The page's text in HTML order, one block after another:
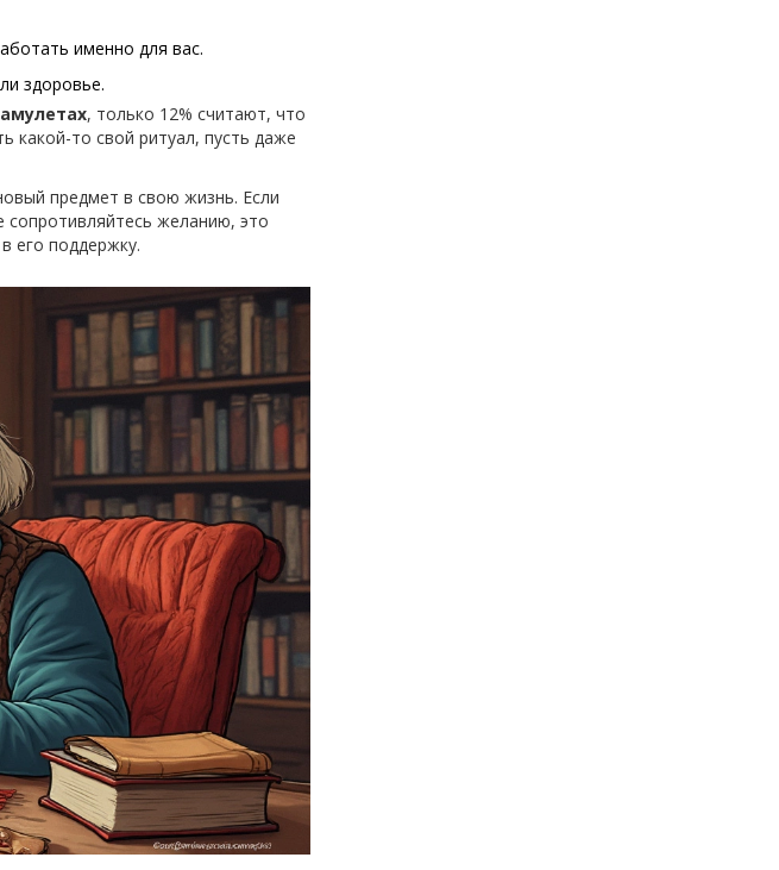
именно для вас.
здоровье.
амулетах, только 12% считают, что
какой-то свой ритуал, пусть даже
предмет в свою жизнь. Если
желанию, это
его поддержку.